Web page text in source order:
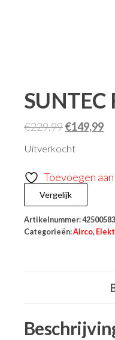
SUNTEC
€229,99€149,99
Uitverkocht
Toevoegen
Vergelijk
Artikelnummer:
Categorieën:Airco,